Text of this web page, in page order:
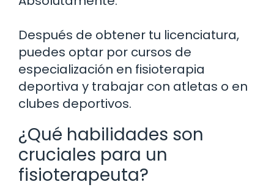
Después de obtener tu licenciatura,
puedes optar por cursos de
especialización en fisioterapia
deportiva y trabajar con atletas o en
clubes deportivos.
¿Qué habilidades son
cruciales para un
fisioterapeuta?